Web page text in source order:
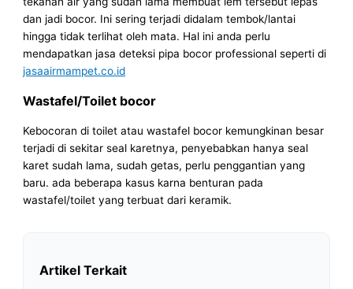
dan jadi bocor. Ini sering terjadi didalam tembok/lantai
hingga tidak terlihat oleh mata. Hal ini anda perlu
mendapatkan jasa deteksi pipa bocor professional seperti di
jasaairmampet.co.id
Wastafel/Toilet bocor
Kebocoran di toilet atau wastafel bocor kemungkinan besar
terjadi di sekitar seal karetnya, penyebabkan hanya seal
karet sudah lama, sudah getas, perlu penggantian yang
baru. ada beberapa kasus karna benturan pada
wastafel/toilet yang terbuat dari keramik.
Artikel Terkait